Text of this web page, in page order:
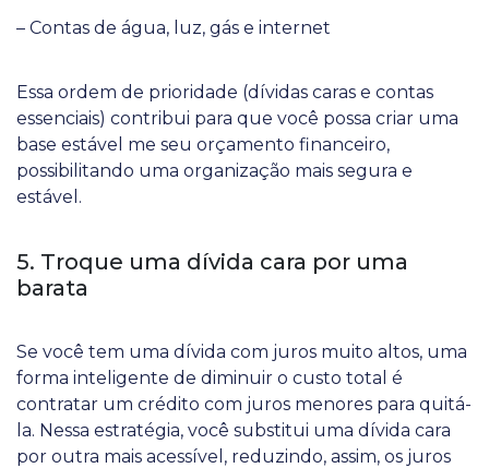
– Contas de água, luz, gás e internet
Essa ordem de prioridade (dívidas caras e contas
essenciais) contribui para que você possa criar uma
base estável me seu orçamento financeiro,
possibilitando uma organização mais segura e
estável.
5. Troque uma dívida cara por uma
barata
Se você tem uma dívida com juros muito altos, uma
forma inteligente de diminuir o custo total é
contratar um crédito com juros menores para quitá-
la. Nessa estratégia, você substitui uma dívida cara
por outra mais acessível, reduzindo, assim, os juros